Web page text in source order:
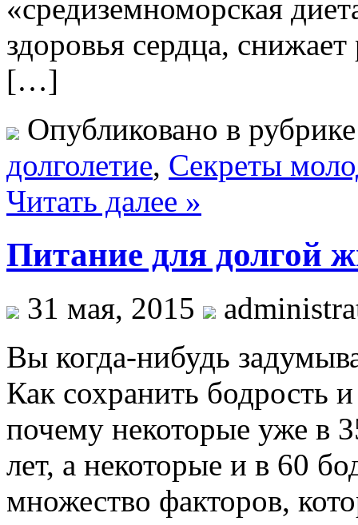
«средиземноморская
здоровья сердца,
[…]
Опубликовано в
долголетие, Секреты
Читать далее »
Питание для долгой
31 мая, 2015
Вы когда-нибудь
Как сохранить бодрость
почему некоторые уже в
лет, а некоторые и в 60
множество факторов,